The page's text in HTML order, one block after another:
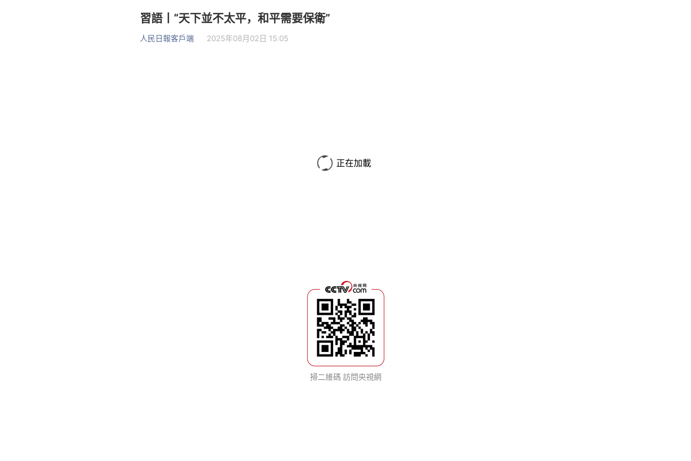
習語丨“天下並不太平，和平需要保衛”
人民日報客戶端 2025年08月02日 15:05
正在加載
掃二維碼 訪問央視網